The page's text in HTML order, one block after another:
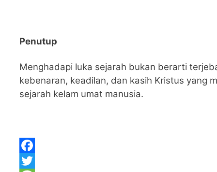
Penutup
Menghadapi luka sejarah bukan berarti
kebenaran, keadilan, dan kasih Kristus yang
sejarah kelam umat manusia.
F